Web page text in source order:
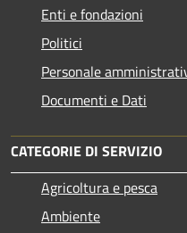
Enti e fondazioni
Politici
Personale
Documenti e Dati
CATEGORIE DI SERVIZIO
Agricoltura e pesca
Ambiente